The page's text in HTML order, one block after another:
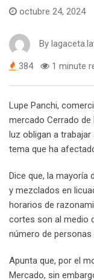
octubre 24, 2024
By
384 1 minute
Lupe Panchi,
mercado Cerrado
luz obligan a
tema que ha
Dice que, la
y mezclados en
horarios de
cortes son al medio
número de
Apunta que, por el
Mercado, sin